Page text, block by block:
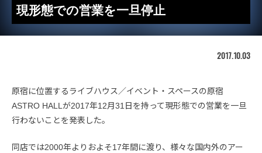
現形態での営業を一旦停止
2017.10.03
原宿に位置するライブハウス／イベント・スペースの原宿
ASTRO HALLが2017年12月31日を持って現形態での営業を一旦
行わないことを発表した。
同店では2000年よりおよそ17年間に渡り、様々な国内外のアー